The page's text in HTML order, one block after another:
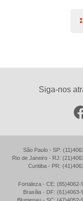
Siga-nos
São Paulo - SP:
Rio de Janeiro - RJ:
Curitiba - PR:
Fortaleza - CE: (85)4062-
Brasília - DF: (61)4063-
Blumenau - SC: (47)4052-